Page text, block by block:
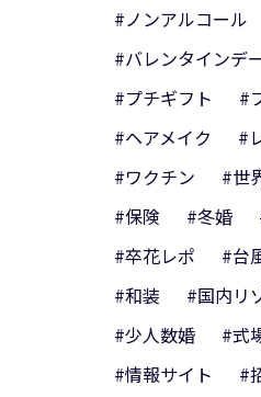
#ノンアルコール
#バレンタインデ
#プチギフト
#
#ヘアメイク
#
#ワクチン
#世
#保険
#冬婚
#卒花レポ
#台
#和装
#国内リ
#少人数婚
#式
#情報サイト
#